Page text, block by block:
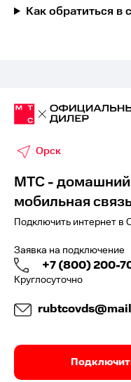
Как обратиться
Орск
МТС - домашний
мобильная
Подключить интернет в
Заявка на подключение
+7 (800) 200-
Круглосуточно